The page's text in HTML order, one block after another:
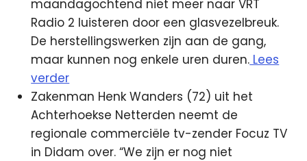
maandagochtend niet meer naar VRT
Radio 2 luisteren door een glasvezelbreuk.
De herstellingswerken zijn aan de gang,
maar kunnen nog enkele uren duren. Lees
verder
Zakenman Henk Wanders (72) uit het
Achterhoekse Netterden neemt de
regionale commerciële tv-zender Focuz TV
in Didam over. “We zijn er nog niet